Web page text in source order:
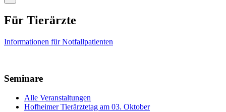
Für Tierärzte
Informationen für Notfallpatienten
Seminare
Alle Veranstaltungen
Hofheimer Tierärztetag am 03. Oktober